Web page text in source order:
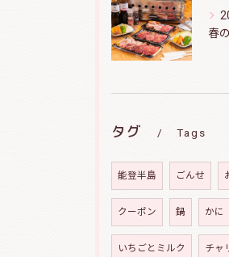
タグ Tags
能登半島 ごんせ
クーポン 鍋 かに
いちごとミルク チャ